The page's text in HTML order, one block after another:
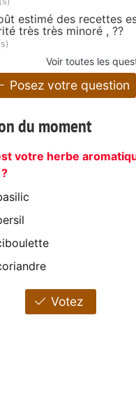
estimé des recettes
très très minoré , ??
Voir toutes les
Posez votre question
du moment
votre herbe
Votez